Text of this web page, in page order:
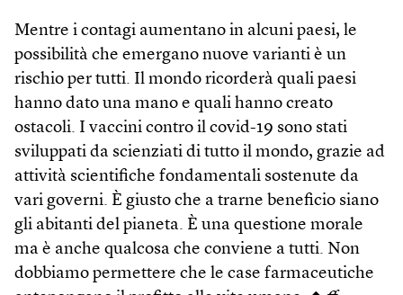
Mentre i contagi aumentano in alcuni paesi, le
possibilità che emergano nuove varianti è un
rischio per tutti. Il mondo ricorderà quali paesi
hanno dato una mano e quali hanno creato
ostacoli. I vaccini contro il covid-19 sono stati
sviluppati da scienziati di tutto il mondo, grazie ad
attività scientifiche fondamentali sostenute da
vari governi. È giusto che a trarne beneficio siano
gli abitanti del pianeta. È una questione morale
ma è anche qualcosa che conviene a tutti. Non
dobbiamo permettere che le case farmaceutiche